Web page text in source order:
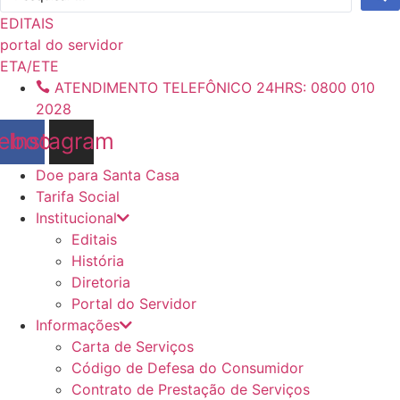
o
conteúdo
EDITAIS
portal do servidor
ETA/ETE
ATENDIMENTO TELEFÔNICO 24HRS: 0800 010
2028
Instagram
Doe para Santa Casa
Tarifa Social
Institucional
Editais
História
Diretoria
Portal do Servidor
Informações
Carta de Serviços
Código de Defesa do Consumidor
Contrato de Prestação de Serviços